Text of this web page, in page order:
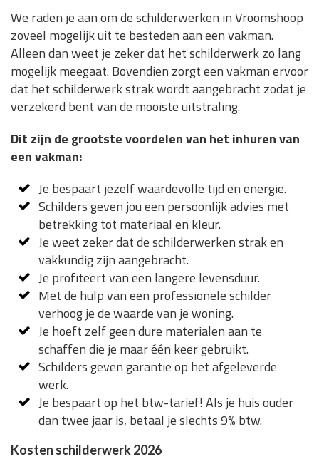
We raden je aan om de schilderwerken in Vroomshoop
zoveel mogelijk uit te besteden aan een vakman.
Alleen dan weet je zeker dat het schilderwerk zo lang
mogelijk meegaat. Bovendien zorgt een vakman ervoor
dat het schilderwerk strak wordt aangebracht zodat je
verzekerd bent van de mooiste uitstraling.
Dit zijn de grootste voordelen van het inhuren van
een vakman:
Je bespaart jezelf waardevolle tijd en energie.
Schilders geven jou een persoonlijk advies met
betrekking tot materiaal en kleur.
Je weet zeker dat de schilderwerken strak en
vakkundig zijn aangebracht.
Je profiteert van een langere levensduur.
Met de hulp van een professionele schilder
verhoog je de waarde van je woning.
Je hoeft zelf geen dure materialen aan te
schaffen die je maar één keer gebruikt.
Schilders geven garantie op het afgeleverde
werk.
Je bespaart op het btw-tarief! Als je huis ouder
dan twee jaar is, betaal je slechts 9% btw.
Kosten schilderwerk 2026